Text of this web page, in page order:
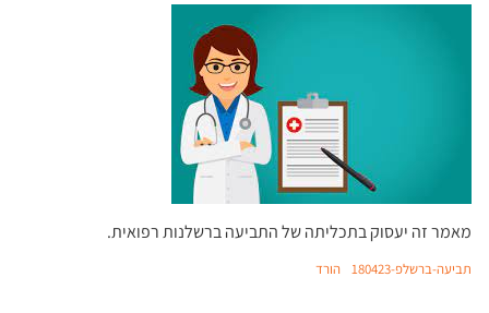
מאמר זה יעסוק בתכליתה של התביעה ברשלנות רפואית.
תביעה-ברשלפ-180423 הורד